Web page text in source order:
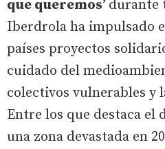
que queremos’ durante
Iberdrola ha impulsado
países proyectos
cuidado del
colectivos vulnerables y
Entre los que destaca el
una zona devastada en